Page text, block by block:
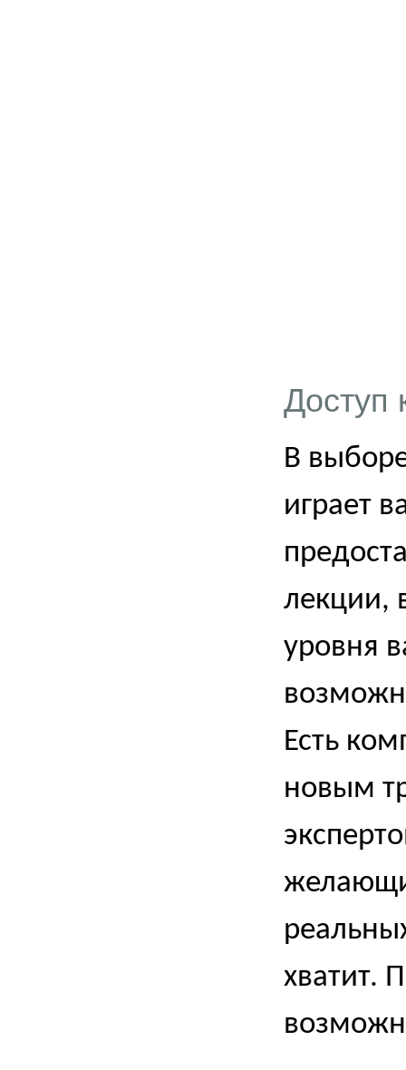
Доступ
В
играет
лекции,
уровня
Есть
новым
хватит.